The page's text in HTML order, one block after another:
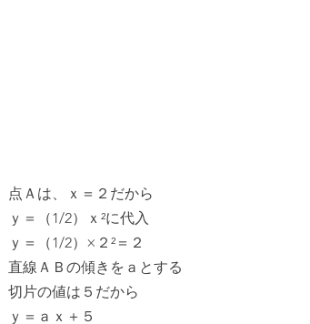
点Ａは、ｘ＝２だから
ｙ＝（1/2）ｘ²に代入
ｙ＝（1/2）×２²＝２
直線ＡＢの傾きをａとする
切片の値は５だから
ｙ＝ａｘ＋５